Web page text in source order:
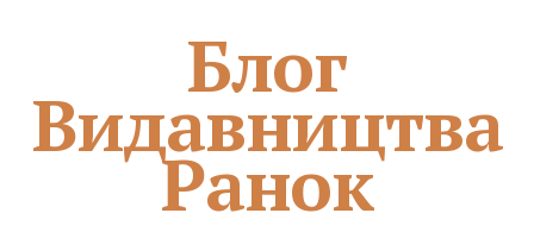
Блог
Видавництва
Ранок